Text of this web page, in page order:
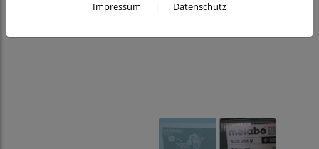
Impressum | Datenschutz